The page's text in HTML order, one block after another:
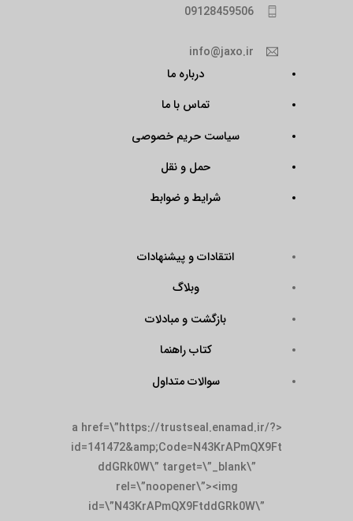
09128459506
info@jaxo.ir
درباره ما
تماس با ما
سیاست حریم خصوصی
حمل و نقل
شرایط و ضوابط
انتقادات و پیشنهادات
وبلاگ
بازگشت و مبادلات
کتاب راهنما
سوالات متداول
<a href=\”https://trustseal.enamad.ir/?
id=141472&amp;Code=N43KrAPmQX9Ft
ddGRk0W\” target=\”_blank\”
rel=\”noopener\”><img
id=\”N43KrAPmQX9FtddGRk0W\”